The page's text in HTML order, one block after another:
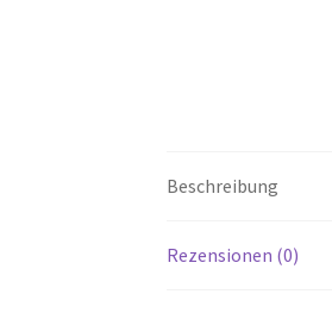
Beschreibung
Rezensionen (0)